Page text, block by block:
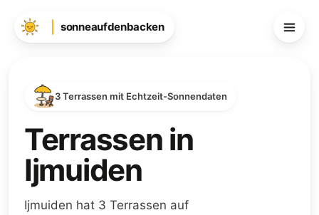
sonneaufdenbacken
3 Terrassen mit Echtzeit-Sonnendaten
Terrassen in
Ijmuiden
Ijmuiden hat 3 Terrassen auf